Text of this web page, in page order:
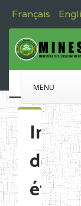
Français
MENU
des